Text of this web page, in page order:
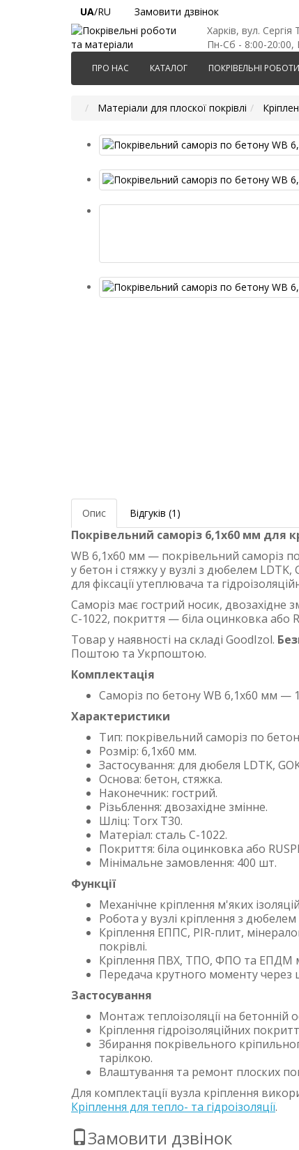
UA/RU Замовити дзвінок
Харків, вул.
Пн-Сб - 8:00-20:00,
ПРО НАС КАТАЛОГ ПОКРІВЕЛЬНІ РОБОТИ
Матеріали для плоскої покрівлі
Опис Відгуків (1)
Покрівельний саморіз 6,1х60 мм для
WB 6,1х60 мм — покрівельний саморіз
у бетон і стяжку у вузлі з дюбелем LDTK,
для фіксації утеплювача та
Саморіз має гострий носик, двозахідне
C-1022, покриття — біла оцинковка або
Товар у наявності на складі GoodIzol.
Поштою та Укрпоштою.
Комплектація
Саморіз по бетону WB 6,1х60 мм —
Характеристики
Тип: покрівельний саморіз по
Розмір: 6,1х60 мм.
Застосування: для дюбеля LDTK,
Основа: бетон, стяжка.
Наконечник: гострий.
Різьблення: двозахідне змінне.
Шліц: Torx T30.
Матеріал: сталь C-1022.
Покриття: біла оцинковка або
Мінімальне замовлення: 400 шт.
Функції
Механічне кріплення м'яких
Робота у вузлі кріплення з
Кріплення ЕППС, PIR-плит,
покрівлі.
Кріплення ПВХ, ТПО, ФПО та ЕПДМ
Передача крутного моменту через
Застосування
Монтаж теплоізоляції на бетонній
Кріплення гідроізоляційних
Збирання покрівельного
тарілкою.
Влаштування та ремонт плоских
Для комплектації вузла кріплення
Кріплення для тепло- та гідроізоляції.
Замовити дзвінок